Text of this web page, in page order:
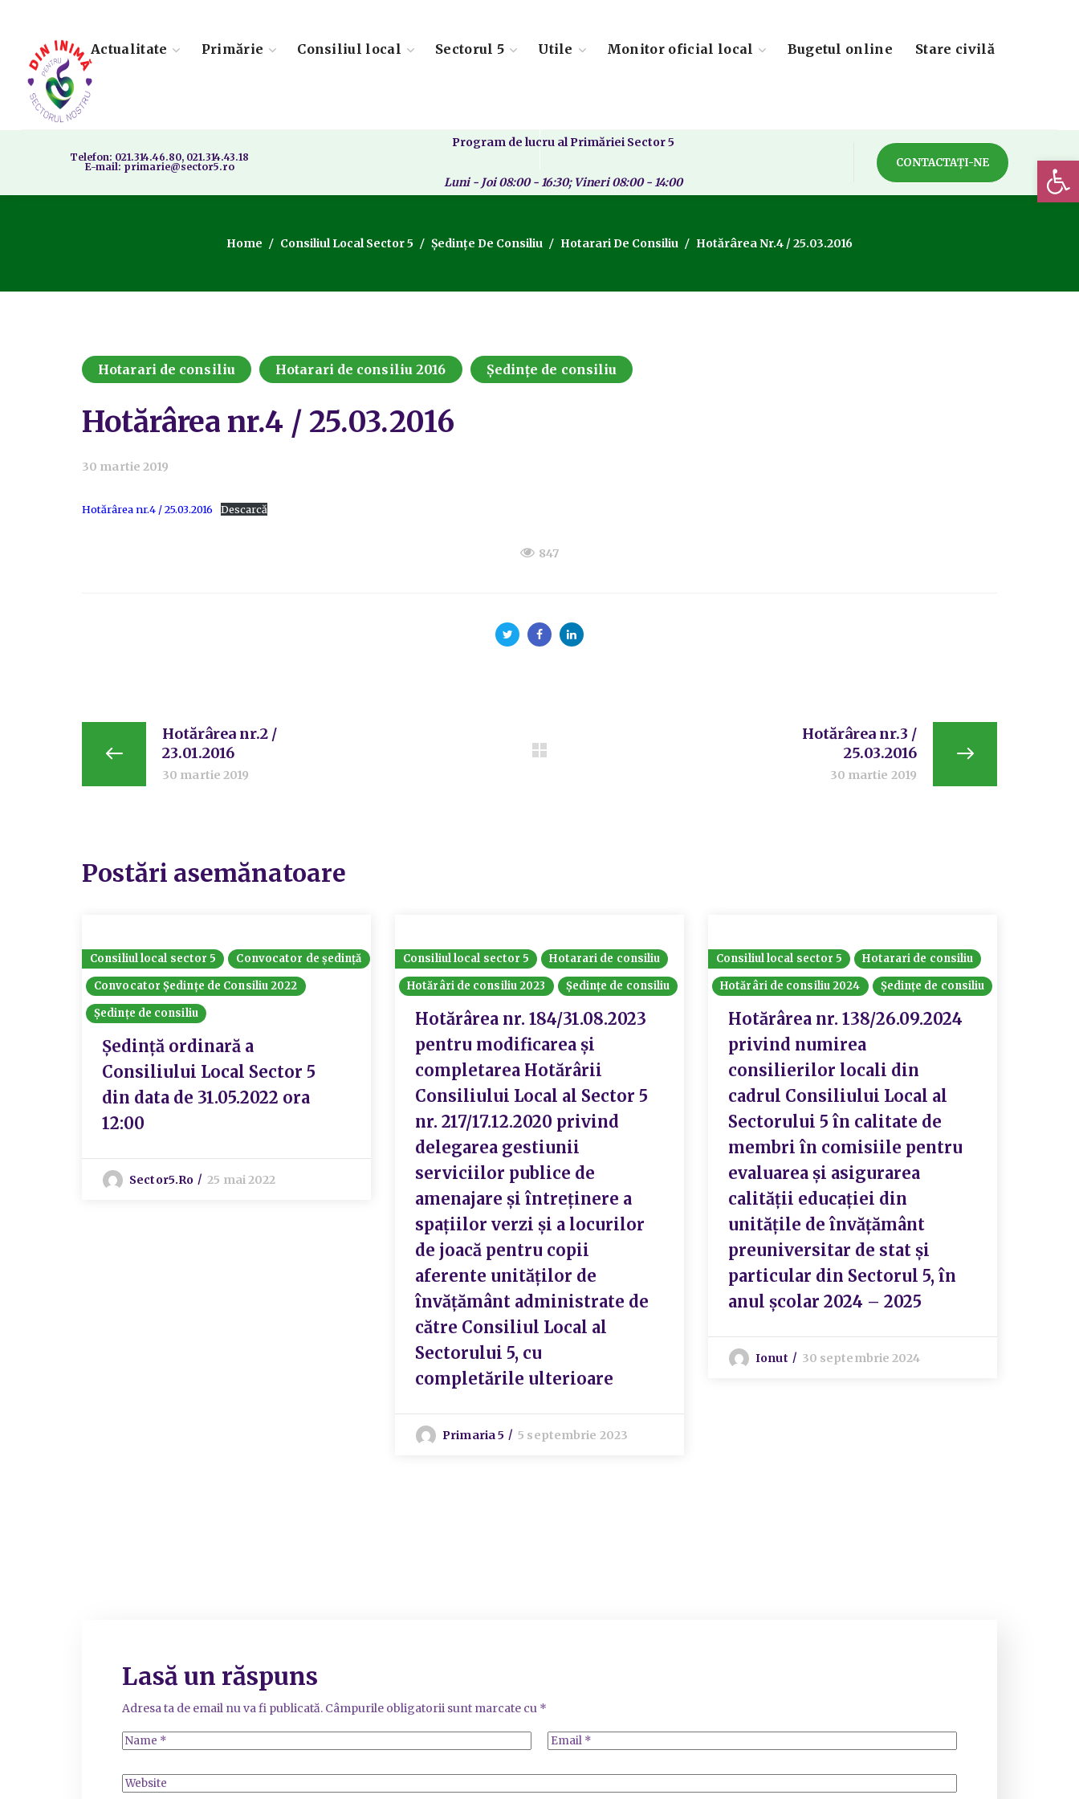
Actualitate Primărie Consiliul local Sectorul 5 Utile Monitor oficial local Bugetul online Stare civilă
Telefon: 021.314.46.80, 021.314.43.18
E-mail: primarie@sector5.ro
Program de lucru al Primăriei Sector 5
Luni - Joi 08:00 - 16:30; Vineri 08:00 - 14:00
CONTACTAȚI-NE
Home Consiliul Local Sector 5 Ședințe De Consiliu Hotarari De Consiliu Hotărârea Nr.4 / 25.03.2016
Hotarari de consiliu Hotarari de consiliu 2016 Ședințe de consiliu
Hotărârea nr.4 / 25.03.2016
30 martie 2019
Hotărârea nr.4 / 25.03.2016 Descarcă
847
Hotărârea nr.2 /
23.01.2016
30 martie 2019
Hotărârea nr.3 /
25.03.2016
30 martie 2019
Postări asemănatoare
Consiliul local sector 5
Convocator de ședință
Convocator Ședințe de Consiliu 2022
Ședințe de consiliu
Ședință ordinară a
Consiliului Local Sector 5
din data de 31.05.2022 ora
12:00
Sector5.ro 25 mai 2022
Consiliul local sector 5
Hotarari de consiliu
Hotărâri de consiliu 2023
Ședințe de consiliu
Hotărârea nr. 184/31.08.2023
pentru modificarea și
completarea Hotărârii
Consiliului Local al Sector 5
nr. 217/17.12.2020 privind
delegarea gestiunii
serviciilor publice de
amenajare și întreținere a
spațiilor verzi și a locurilor
de joacă pentru copii
aferente unităților de
învățământ administrate de
către Consiliul Local al
Sectorului 5, cu
completările ulterioare
Primaria 5 5 septembrie 2023
Consiliul local sector 5
Hotarari de consiliu
Hotărâri de consiliu 2024
Ședințe de consiliu
Hotărârea nr. 138/26.09.2024
privind numirea
consilierilor locali din
cadrul Consiliului Local al
Sectorului 5 în calitate de
membri în comisiile pentru
evaluarea şi asigurarea
calităţii educaţiei din
unitățile de învățământ
preuniversitar de stat și
particular din Sectorul 5, în
anul școlar 2024 – 2025
Ionut 30 septembrie 2024
Lasă un răspuns
Adresa ta de email nu va fi publicată. Câmpurile obligatorii sunt marcate cu *